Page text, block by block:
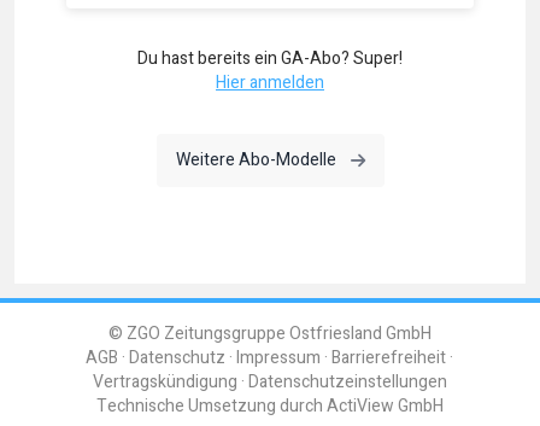
Du hast bereits ein GA-Abo? Super!
Hier anmelden
Weitere Abo-Modelle
© ZGO Zeitungsgruppe Ostfriesland GmbH
AGB Datenschutz Impressum Barrierefreiheit
Vertragskündigung Datenschutzeinstellungen
Technische Umsetzung durchActiView GmbH